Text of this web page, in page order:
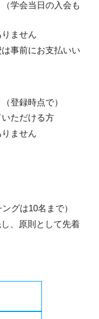
学会当日の入会も
ません
事前にお支払いい
登録時点で）
ただける方
ません
グは10名まで）
、原則として先着